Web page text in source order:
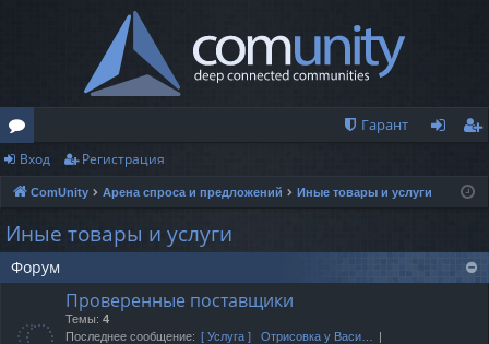
о
ру
м
ы
Гарант
ис
ац
Вход Регистрация
ComUnity Арена спроса и предложений Иные товары и услуги
Иные товары и услуги
Форум
Проверенные поставщики
Темы: 4
Последнее сообщение: [ Услуга ] Отрисовка у Васи…